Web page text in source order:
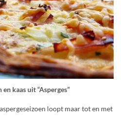
kaas uit “Asperges”
loopt maar tot en met